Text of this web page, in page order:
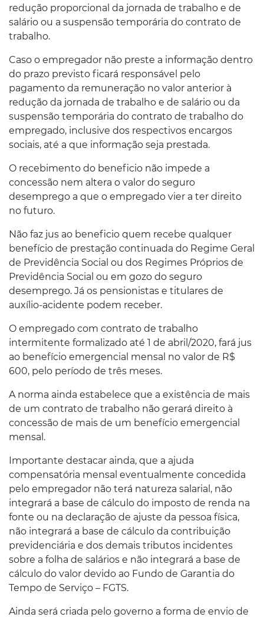
redução proporcional da jornada de trabalho e de
salário ou a suspensão temporária do contrato de
trabalho.
Caso o empregador não preste a informação dentro
do prazo previsto ficará responsável pelo
pagamento da remuneração no valor anterior à
redução da jornada de trabalho e de salário ou da
suspensão temporária do contrato de trabalho do
empregado, inclusive dos respectivos encargos
sociais, até a que informação seja prestada.
O recebimento do beneficio não impede a
concessão nem altera o valor do seguro
desemprego a que o empregado vier a ter direito
no futuro.
Não faz jus ao beneficio quem recebe qualquer
benefício de prestação continuada do Regime Geral
de Previdência Social ou dos Regimes Próprios de
Previdência Social ou em gozo do seguro
desemprego. Já os pensionistas e titulares de
auxílio-acidente podem receber.
O empregado com contrato de trabalho
intermitente formalizado até 1 de abril/2020, fará jus
ao benefício emergencial mensal no valor de R$
600, pelo período de três meses.
A norma ainda estabelece que a existência de mais
de um contrato de trabalho não gerará direito à
concessão de mais de um benefício emergencial
mensal.
Importante destacar ainda, que a ajuda
compensatória mensal eventualmente concedida
pelo empregador não terá natureza salarial, não
integrará a base de cálculo do imposto de renda na
fonte ou na declaração de ajuste da pessoa física,
não integrará a base de cálculo da contribuição
previdenciária e dos demais tributos incidentes
sobre a folha de salários e não integrará a base de
cálculo do valor devido ao Fundo de Garantia do
Tempo de Serviço – FGTS.
Ainda será criada pelo governo a forma de envio de